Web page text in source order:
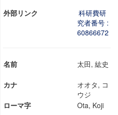
外部リンク
科研費研
究者番号 :
60866672
名前 太田, 紘史
カナ
オオタ, コ
ウジ
ローマ字
Ota, Koji